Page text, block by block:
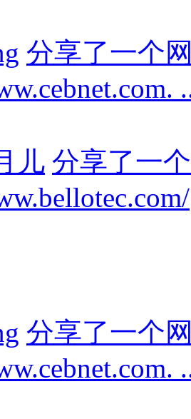
分享了一个
儿 分享了一
分享了一个